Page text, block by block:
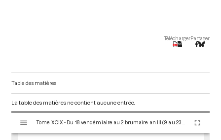
TéléchargerPartager
Table des matières
La table des matières ne contient aucune entrée.
s